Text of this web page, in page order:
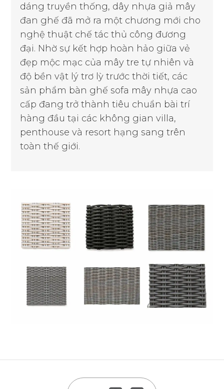
dáng truyền thống, dây nhựa giả mây
đan ghế đã mở ra một chương mới cho
nghệ thuật chế tác thủ công đương
đại. Nhờ sự kết hợp hoàn hảo giữa vẻ
đẹp mộc mạc của mây tre tự nhiên và
độ bền vật lý trơ lỳ trước thời tiết, các
sản phẩm bàn ghế sofa mây nhựa cao
cấp đang trở thành tiêu chuẩn bài trí
hàng đầu tại các không gian villa,
penthouse và resort hạng sang trên
toàn thế giới.